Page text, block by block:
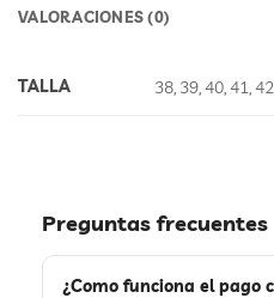
VALORACIONES (0)
TALLA 38, 39, 40, 41,
Preguntas frecuentes
¿Como funciona el pago